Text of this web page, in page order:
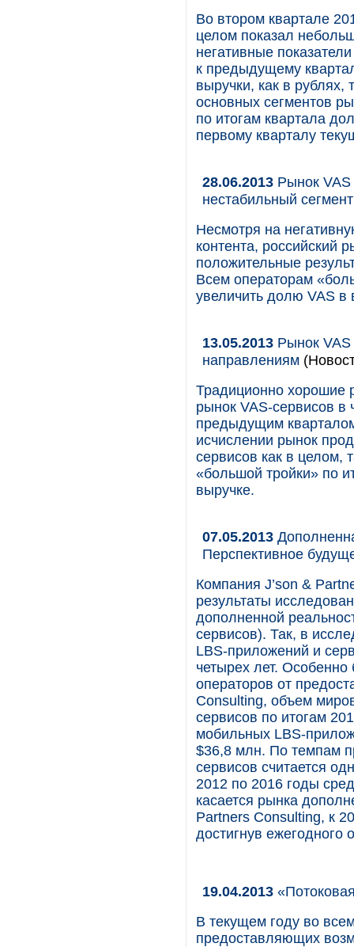
Во втором квартале
целом показал
негативные
к предыдущему
выручки, как в рублях,
основных сегментов
по итогам квартала
первому кварталу
28.06.2013 Рынок VAS
нестабильный сегмент
Несмотря на
контента, российский
положительные
Всем операторам
увеличить долю VAS в
13.05.2013 Рынок VAS
направлениям
Традиционно хорошие
рынок VAS-сервисов в
предыдущим
исчислении рынок
сервисов как в целом,
«большой тройки» по
выручке.
07.05.2013
Перспективное
Компания J’son &
результаты
дополненной
сервисов). Так, в
LBS-приложений и
четырех лет.
операторов от
Consulting, объем
сервисов по итогам
мобильных LBS-
$36,8 млн. По темпам
сервисов считается
2012 по 2016 годы
касается рынка
Partners Consulting, к
достигнув ежегодного
19.04.2013
В текущем году во
предоставляющих